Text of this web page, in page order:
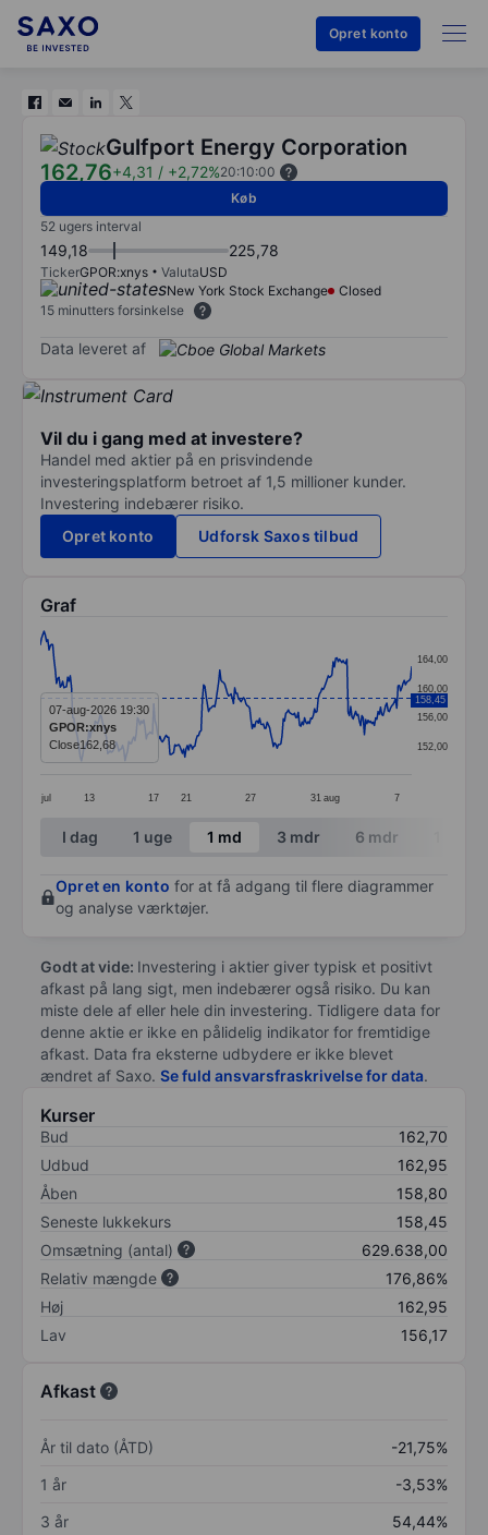
Opret konto
Gulfport Energy Corporation
162,76+4,31 / +2,72%20:10:00
Køb
52 ugers interval
149,18 225,78
TickerGPOR:xnys ValutaUSD
New York Stock Exchange
Closed
15 minutters forsinkelse
Data leveret af
Vil du i gang med at investere?
Handel med aktier på en prisvindende
investeringsplatform betroet af 1,5 millioner kunder.
Investering indebærer risiko.
Opret konto
Udforsk Saxos tilbud
Graf
Line chart with 299 data points.
The chart has 1 X axis displaying categories.
The chart has 1 Y axis displaying values. Data
jul 13 17 21 27 31 aug 7
152,00
156,00
160,00
164,00
158,45
07-aug-2026 19:30
GPOR:xnys
Close162,68
End of interactive chart.
I dag 1 uge 1 md 3 mdr 6 mdr
Opret en konto for at få adgang til flere diagrammer
og analyse værktøjer.
Godt at vide: Investering i aktier giver typisk et positivt
afkast på lang sigt, men indebærer også risiko. Du kan
miste dele af eller hele din investering. Tidligere data for
denne aktie er ikke en pålidelig indikator for fremtidige
afkast. Data fra eksterne udbydere er ikke blevet
ændret af Saxo. Se fuld ansvarsfraskrivelse for data.
Kurser
Bud
162,70
Udbud
162,95
Åben
158,80
Seneste lukkekurs
158,45
Omsætning (antal)
629.638,00
Relativ mængde
176,86%
Høj
162,95
Lav
156,17
Afkast
År til dato (ÅTD)
-21,75%
1 år
-3,53%
3 år
54,44%